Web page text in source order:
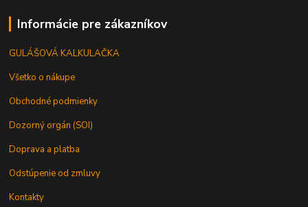
Informácie pre zákazníkov
GULÁŠOVÁ KALKULAČKA
Všetko o nákupe
Obchodné podmienky
Dozorný orgán (SOI)
Doprava a platba
Odstúpenie od zmluvy
Kontakty